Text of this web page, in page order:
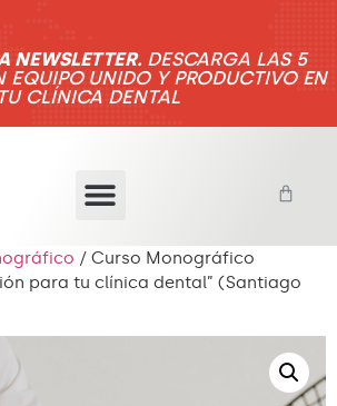
NEWSLETTER. DESCARGA LAS 5
EQUIPO UNIDO Y PRODUCTIVO EN
TU CLÍNICA DENTAL
/ Curso Monográfico
para tu clínica dental” (Santiago